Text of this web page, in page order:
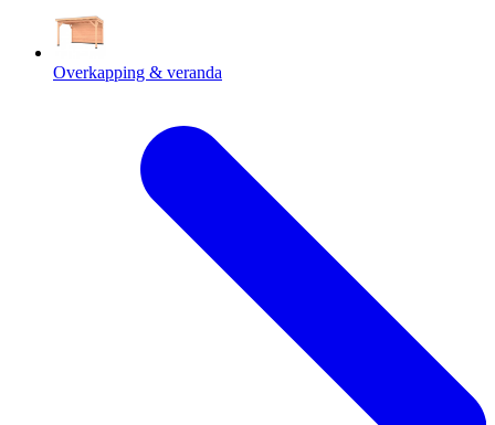
Overkapping & veranda